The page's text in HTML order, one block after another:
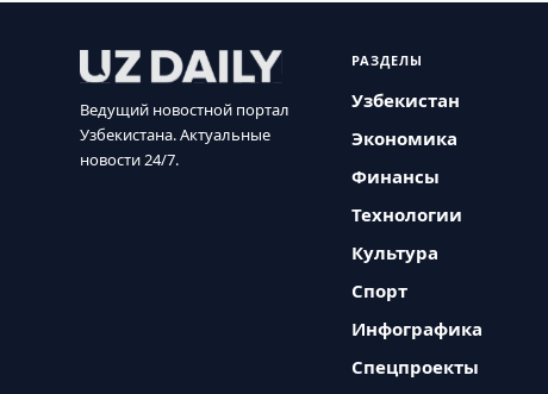
Ведущий новостной портал
Узбекистана. Актуальные
новости 24/7.
РАЗДЕЛЫ
Узбекистан
Экономика
Финансы
Технологии
Культура
Спорт
Инфографика
Спецпроекты